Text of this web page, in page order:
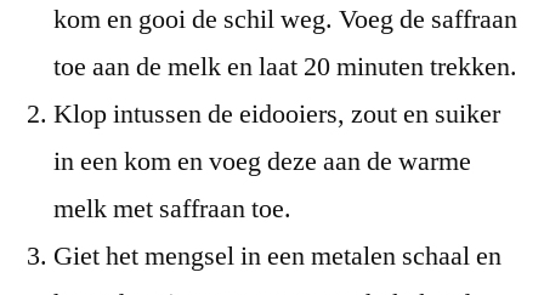
kom en gooi de schil weg. Voeg de saffraan
toe aan de melk en laat 20 minuten trekken.
Klop intussen de eidooiers, zout en suiker
in een kom en voeg deze aan de warme
melk met saffraan toe.
Giet het mengsel in een metalen schaal en